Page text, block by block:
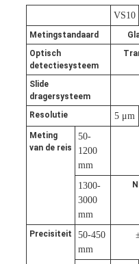
VS10
Metingstandaard
Optisch
detectiesysteem
Slide
dragersysteem
Resolutie 5 μm
Meting
van de reis
50-
1200
mm
1300-
3000
mm
Precisiteit
50-450
mm